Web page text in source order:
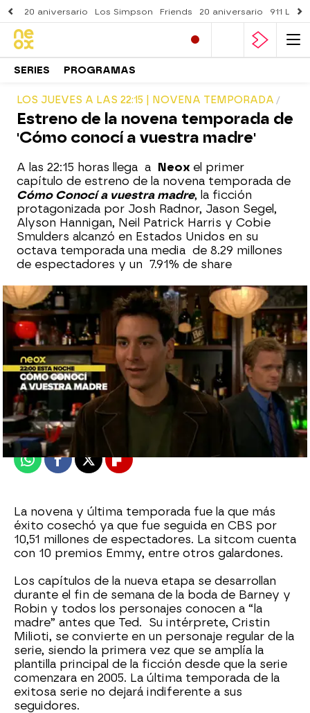
20 aniversario Los Simpson Friends 20 aniversario 911
SERIES PROGRAMAS
LOS JUEVES A LAS 22:15 | NOVENA TEMPORADA
Estreno de la novena temporada de
'Cómo conocí a vuestra madre'
A las 22:15 horas llega a Neox el primer
capítulo de estreno de la novena temporada de
Cómo Conocí a vuestra madre, la ficción
protagonizada por Josh Radnor, Jason Segel,
Alyson Hannigan, Neil Patrick Harris y Cobie
Smulders alcanzó en Estados Unidos en su
octava temporada una media de 8.29 millones
de espectadores y un 7.91% de share
neox
Madrid
Publicado: 25 de septiembre de 2014, 17:06
WhatsappFacebook
X Flipboard
La novena y última temporada fue la que más
éxito cosechó ya que fue seguida en CBS por
10,51 millones de espectadores. La sitcom cuenta
con 10 premios Emmy, entre otros galardones.
Los capítulos de la nueva etapa se desarrollan
durante el fin de semana de la boda de Barney y
Robin y todos los personajes conocen a “la
madre” antes que Ted. Su intérprete, Cristin
Milioti, se convierte en un personaje regular de la
serie, siendo la primera vez que se amplía la
plantilla principal de la ficción desde que la serie
comenzara en 2005. La última temporada de la
exitosa serie no dejará indiferente a sus
seguidores.